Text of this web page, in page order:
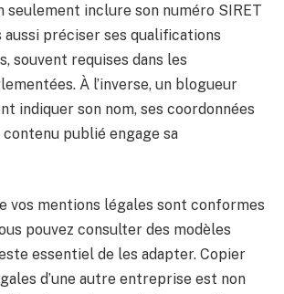
seulement inclure son numéro SIRET
aussi préciser ses qualifications
souvent requises dans les
À l’inverse, un blogueur
indiquer son nom, ses coordonnées
publié engage sa
vos mentions légales sont conformes
pouvez consulter des modèles
essentiel de les adapter. Copier
d’une autre entreprise est non